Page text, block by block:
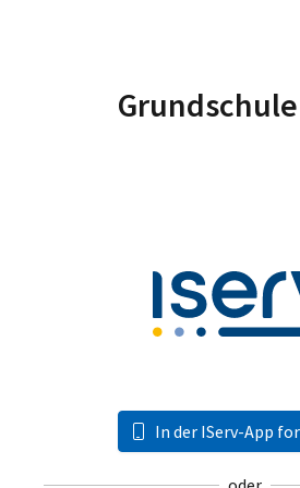
In der IServ-App